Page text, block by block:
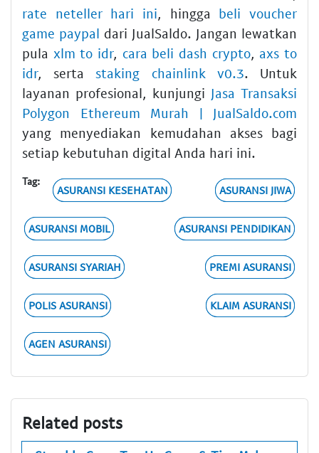
rate neteller hari ini, hingga beli voucher
game paypal dari JualSaldo. Jangan lewatkan
pula xlm to idr, cara beli dash crypto, axs to
idr, sertastaking chainlink v0.3. Untuk
layanan profesional, kunjungi Jasa Transaksi
Polygon Ethereum Murah | JualSaldo.com
yang menyediakan kemudahan akses bagi
setiap kebutuhan digital Anda hari ini.
Tag:
ASURANSI KESEHATAN ASURANSI JIWA
ASURANSI MOBIL ASURANSI PENDIDIKAN
ASURANSI SYARIAH PREMI ASURANSI
POLIS ASURANSI KLAIM ASURANSI
AGEN ASURANSI
Related posts